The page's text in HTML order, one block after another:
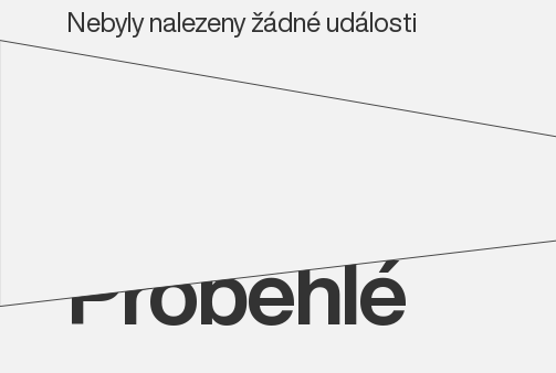
Nebyly nalezeny žádné události
Proběhlé